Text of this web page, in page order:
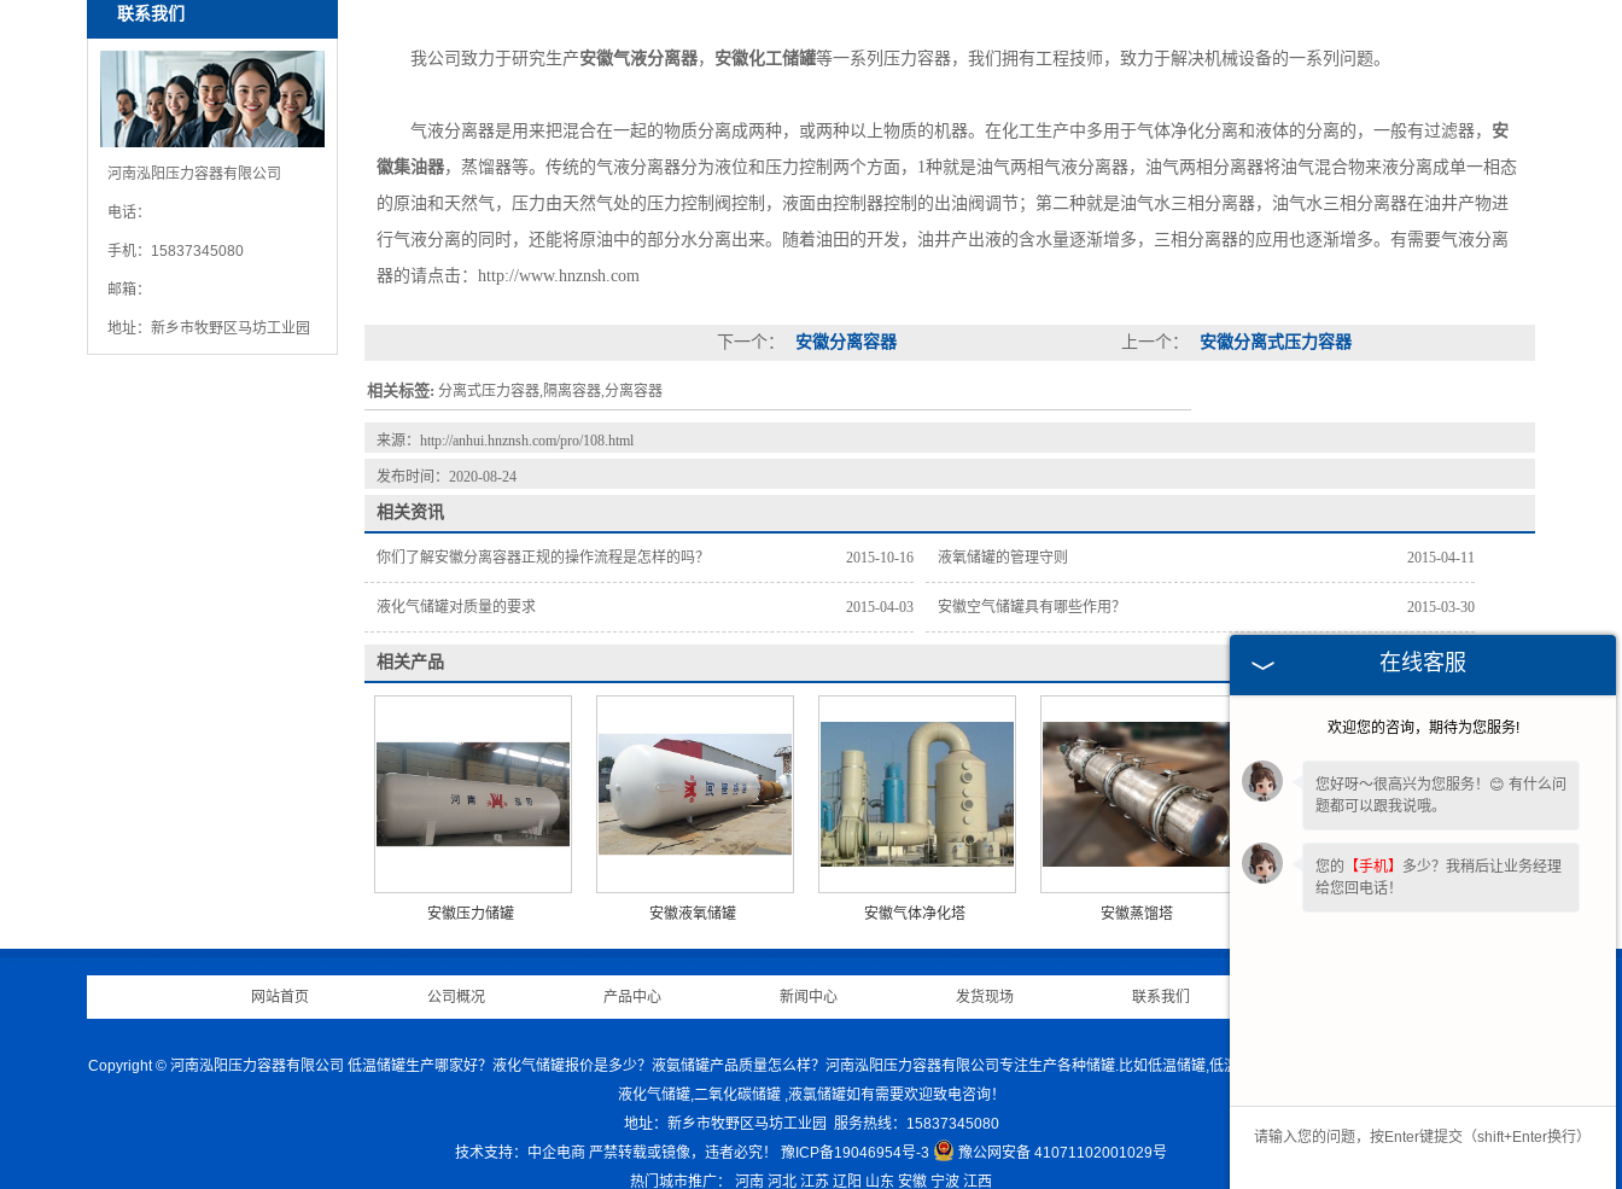
联系我们
河南泓阳压力容器有限公司
电话：
手机：15837345080
邮箱：
地址：新乡市牧野区马坊工业园
我公司致力于研究生产安徽气液分离器， 安徽化工储罐等一系列压力容器，我们拥有工程技师，致力于解决机械设备的一系列问题。
气液分离器是用来把混合在一起的物质分离成两种，或两种以上物质的机器。在化工生产中多用于气体净化分离和液体的分离的，一般有过滤器， 安
徽集油器，蒸馏器等。传统的气液分离器分为液位和压力控制两个方面，1种就是油气两相气液分离器，油气两相分离器将油气混合物来液分离成单一相态
的原油和天然气，压力由天然气处的压力控制阀控制，液面由控制器控制的出油阀调节；第二种就是油气水三相分离器，油气水三相分离器在油井产物进
行气液分离的同时，还能将原油中的部分水分离出来。随着油田的开发，油井产出液的含水量逐渐增多，三相分离器的应用也逐渐增多。有需要气液分离
器的请点击：http://www.hnznsh.com
上一个： 安徽分离式压力容器
下一个： 安徽分离容器
相关标签: 分离式压力容器,隔离容器,分离容器
来源： http://anhui.hnznsh.com/pro/108.html
发布时间：2020-08-24
相关资讯
2015-10-16
你们了解安徽分离容器正规的操作流程是怎样的吗？ 2015-04-11
液氧储罐的管理守则
2015-04-03
液化气储罐对质量的要求 2015-03-30
安徽空气储罐具有哪些作用？
相关产品
安徽压力储罐 安徽液氧储罐 安徽气体净化塔 安徽蒸馏塔
网站首页 公司概况 产品中心 新闻中心 发货现场 联系我们
Copyright © 河南泓阳压力容器有限公司 低温储罐生产哪家好？液化气储罐报价是多少？液氨储罐产品质量怎么样？河南泓阳压力容器有限公司专注生产各种储罐.比如低温储罐,低温贮槽,液氮储罐,液氨储罐,液氧储罐 ,天然气储罐,
液化气储罐,二氧化碳储罐 ,液氯储罐如有需要欢迎致电咨询！
地址：新乡市牧野区马坊工业园 服务热线：15837345080
技术支持：中企电商 严禁转载或镜像，违者必究！ 豫ICP备19046954号-3
豫公网安备 41071102001029号
热门城市推广： 河南 河北 江苏 辽阳 山东 安徽 宁波 江西
在线客服
欢迎您的咨询，期待为您服务!
您好呀～很高兴为您服务！😊 有什么问
题都可以跟我说哦。
您的 【手机】 多少？我稍后让业务经理
给您回电话！